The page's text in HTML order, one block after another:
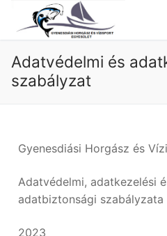
Nyitóoldal
Fényképek
Szabályzatok
Beszámolók-
Adatvédelmi és
szabályzat
Gyenesdiási Horgász és
Adatvédelmi, adatkezelési
adatbiztonsági szabályzata
2023